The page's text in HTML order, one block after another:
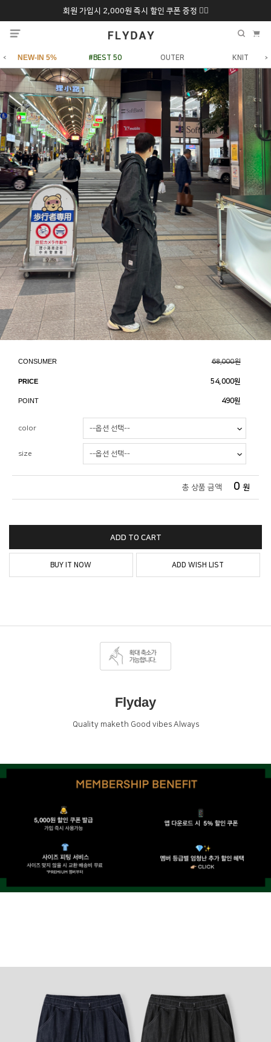
회원 가입시 2,000원 즉시 할인 쿠폰 증정 ❤️‍🔥
추석 특별 할인 10~20% 9/6 화 ~ 9/12월
NEW-IN 5% #BEST 50 OUTER KNIT
CONSUMER 68,000원
PRICE 54,000원
POINT 490원
color
size
총 상품 금액 0 원
ADD TO CART
BUY IT NOW ADD WISH LIST
Flyday
Quality maketh Good vibes Always